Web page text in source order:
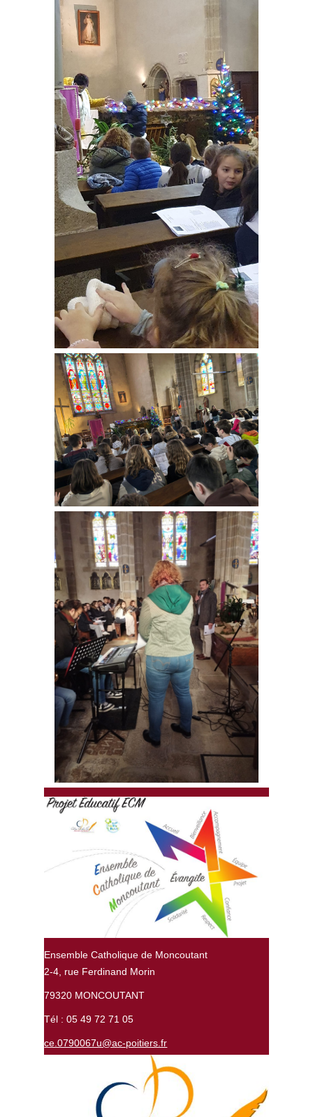
Ensemble Catholique de Moncoutant
2-4, rue Ferdinand Morin
79320 MONCOUTANT
Tél : 05 49 72 71 05
ce.0790067u@ac-poitiers.fr